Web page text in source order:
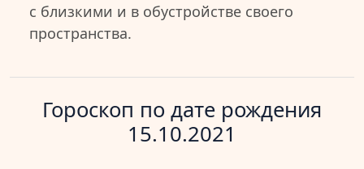
с близкими и в обустройстве своего
пространства.
Гороскоп по дате рождения
15.10.2021